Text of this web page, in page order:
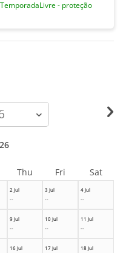
- proteção
2 Jul
--
3 Jul
--
4 Jul
--
9 Jul
--
10 Jul
--
11 Jul
--
16 Jul
17 Jul
18 Jul
Thu Fri Sat